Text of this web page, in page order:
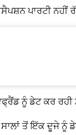
ਪਾਰਟੀ ਨਹੀਂ
ਨੂੰ ਡੇਟ ਕਰ ਰਹੀ
ਤੋਂ ਇੱਕ ਦੂਜੇ ਨੂੰ